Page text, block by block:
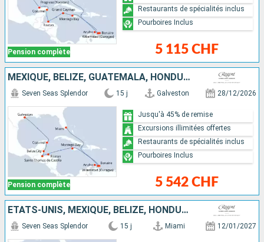
Pension complète 5 115 CHF
Restaurants de spécialités inclus
Pourboires Inclus
MEXIQUE, BELIZE, GUATEMALA, HONDURAS, JAMAÏQUE, ARUBA, BONAIRE, ÉTATS-UNIS
Pension complète
Seven Seas Splendor 15 j Galveston 28/12/2026
5 542 CHF
Jusqu'à 45% de remise
Excursions illimitées offertes
Restaurants de spécialités inclus
Pourboires Inclus
ÉTATS-UNIS, MEXIQUE, BELIZE, HONDURAS, CAÏMANS (ÎLES), JAMAÏQUE, COSTA RICA, COLOMBIE, PANAMA
Seven Seas Splendor 15 j Miami 12/01/2027